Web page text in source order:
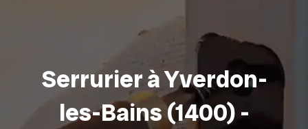
Serrurier à Yverdon-
les-Bains (1400) -